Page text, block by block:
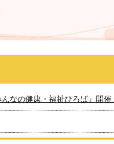
なの健康・福祉ひろば』開催